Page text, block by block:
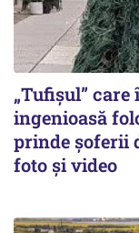
„Tufișul”
ingenioasă
prinde șoferii
foto și video